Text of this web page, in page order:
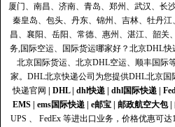
厦门、南昌、济南、青岛、郑州、武汉、长
秦皇岛、包头、丹东、锦州、吉林、牡丹
昌、襄阳、岳阳、常德、惠州、湛江、韶关
务,国际空运、国际货运哪家好？北京DHL
北京国际货运、北京DHL空运、顺丰国际
家。DHL北京快递公司为您提供DHL北京
快递官网
DHL| dhl快递| dhl国际快递|
EMS| ems国际快递| e邮宝| 邮政航空大包|
UPS 、 FedEx 等进出口业务，价格优惠可